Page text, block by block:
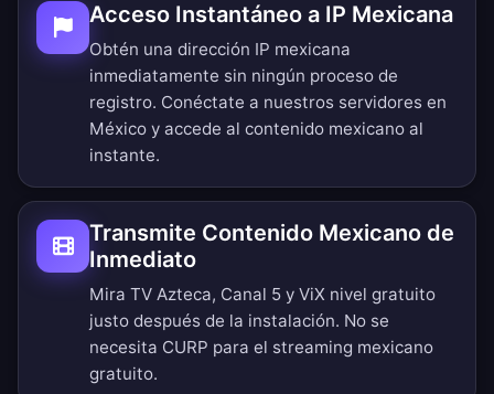
Acceso Instantáneo a IP Mexicana
Obtén una dirección IP mexicana
inmediatamente sin ningún proceso de
registro. Conéctate a nuestros servidores en
México y accede al contenido mexicano al
instante.
Transmite Contenido Mexicano de
Inmediato
Mira TV Azteca, Canal 5 y ViX nivel gratuito
justo después de la instalación. No se
necesita CURP para el streaming mexicano
gratuito.